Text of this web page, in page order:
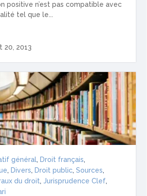
positive n’est pas compatible avec
tel que le...
20, 2013
général, Droit français,
, Divers, Droit public,Sources,
du droit,Jurisprudence Clef,